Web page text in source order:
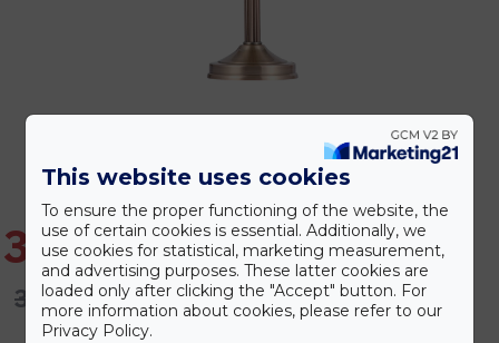
34.534 Ft
38.372 Ft
This website uses cookies
To ensure the proper functioning of the website, the
use of certain cookies is essential. Additionally, we
use cookies for statistical, marketing measurement,
and advertising purposes. These latter cookies are
loaded only after clicking the "Accept" button. For
more information about cookies, please refer to our
Privacy Policy.